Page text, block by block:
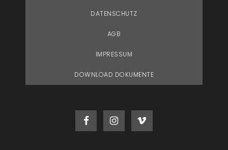
DATENSCHUTZ
AGB
IMPRESSUM
DOWNLOAD DOKUMENTE